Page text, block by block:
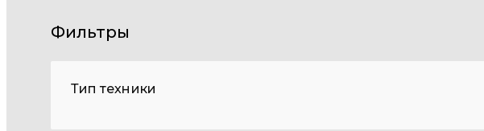
Фильтры
Тип техники